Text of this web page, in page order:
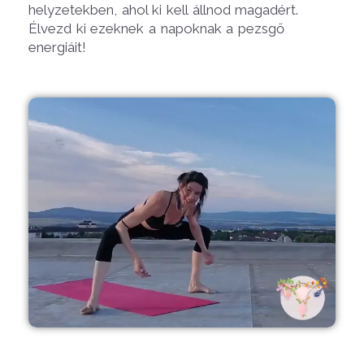
helyzetekben, ahol ki kell állnod magadért.
Élvezd ki ezeknek a napoknak a pezsgő
energiáit!